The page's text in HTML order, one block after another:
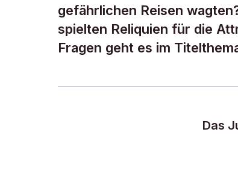
gefährlichen Reisen
spielten Reliquien für die
Fragen geht es im
Das